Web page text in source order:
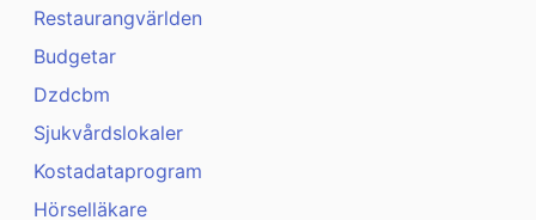
Restaurangvärlden
Budgetar
Dzdcbm
Sjukvårdslokaler
Kostadataprogram
Hörselläkare